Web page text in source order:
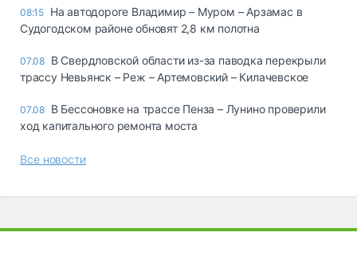
08:15 На автодороге Владимир – Муром – Арзамас в
Судогодском районе обновят 2,8 км полотна
07.08 В Свердловской области из-за паводка перекрыли
трассу Невьянск – Реж – Артемовский – Килачевское
07.08 В Бессоновке на трассе Пенза – Лунино проверили
ход капитального ремонта моста
Все новости